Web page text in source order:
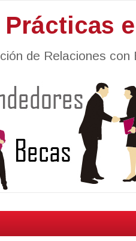
Prácticas
de Relaciones